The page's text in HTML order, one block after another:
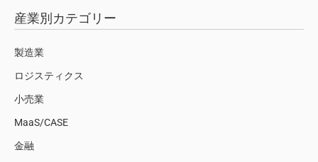
産業別カテゴリー
製造業
ロジスティクス
小売業
MaaS/CASE
金融